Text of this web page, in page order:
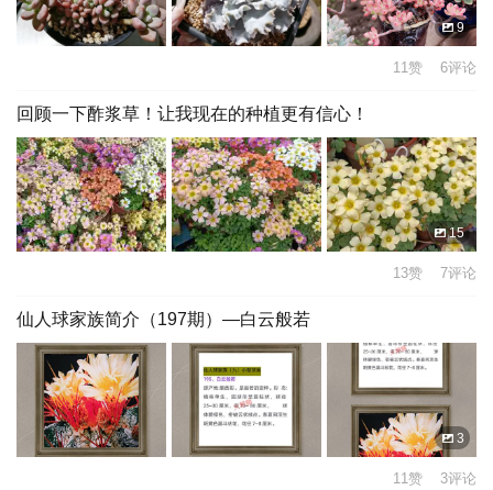
9
11赞 6评论
回顾一下酢浆草！让我现在的种植更有信心！
15
13赞 7评论
仙人球家族简介（197期）—白云般若
3
11赞 3评论